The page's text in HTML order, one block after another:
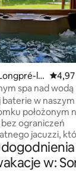
le
spa nad wodą
baterie w naszym
położonym
ograniczeń
jacuzzi,
chwile
30 km od
40 km od Saint-
w: